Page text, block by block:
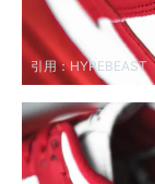
引用：HYPEBEAST